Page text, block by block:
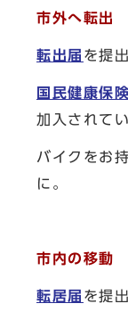
市外へ転出
転出届 を提
国民健康保険
加入されて
バイクをお
に。
市内の移動
転居届 を提